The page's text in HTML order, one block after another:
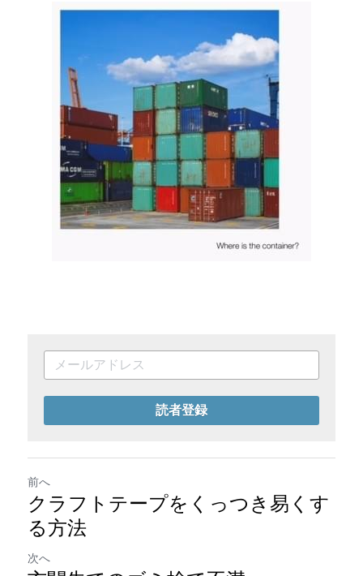
読者登録
前へ
クラフトテープをくっつき易くす
る方法
次へ